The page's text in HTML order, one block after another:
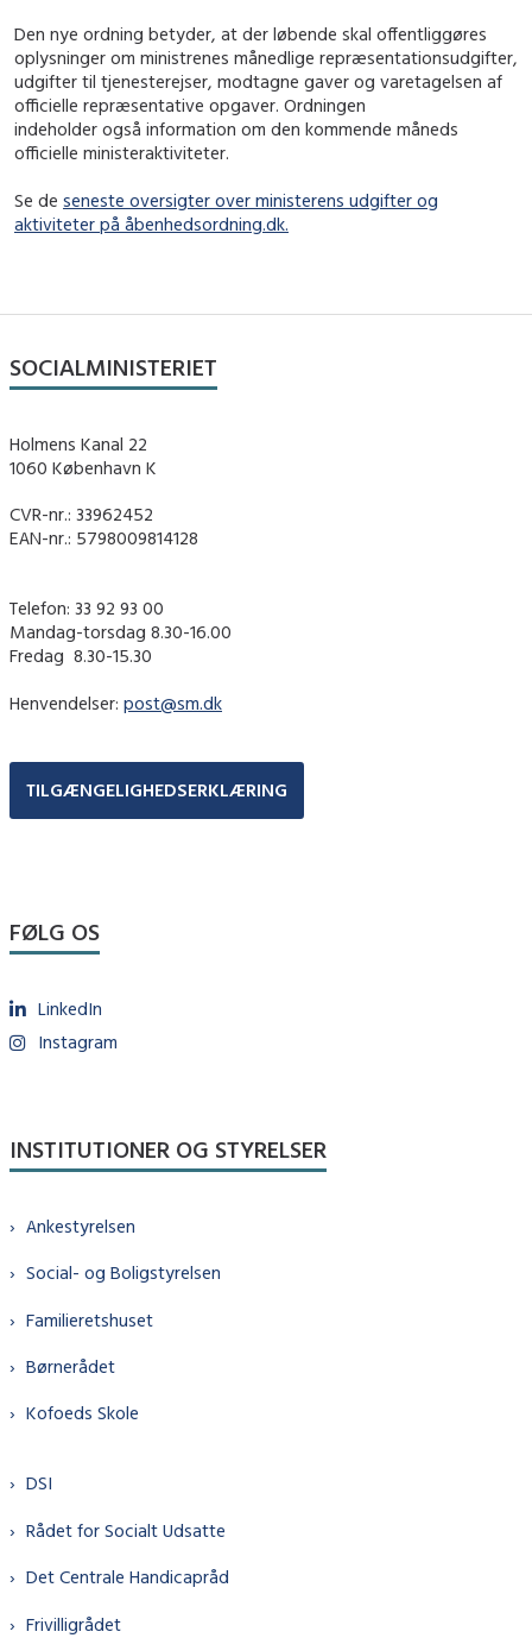
Den nye ordning betyder, at der løbende skal offentliggøres
oplysninger om ministrenes månedlige repræsentationsudgifter,
udgifter til tjenesterejser, modtagne gaver og varetagelsen af
officielle repræsentative opgaver. Ordningen
indeholder også information om den kommende måneds
officielle ministeraktiviteter.
Se de seneste oversigter over ministerens udgifter og
aktiviteter på åbenhedsordning.dk.
SOCIALMINISTERIET
Holmens Kanal 22
1060 København K
CVR-nr.: 33962452
EAN-nr.: 5798009814128
Telefon: 33 92 93 00
Mandag-torsdag 8.30-16.00
Fredag ​ 8.30-15.30
Henvendelser: post@sm.dk
TILGÆNGELIGHEDSERKLÆRING
FØLG OS
LinkedIn
Instagram
INSTITUTIONER OG STYRELSER
Ankestyrelsen
Social- og Boligstyrelsen
Familieretshuset
Børnerådet
Kofoeds Skole
DSI
Rådet for Socialt Udsatte
Det Centrale Handicapråd
Frivilligrådet